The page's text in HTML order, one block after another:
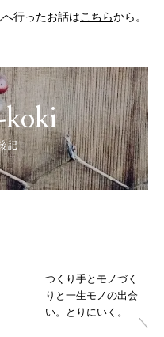
行ったお話はこちらから。
koki
記 -
つくり手とモノづく
りと一生モノの出会
い。とりにいく。